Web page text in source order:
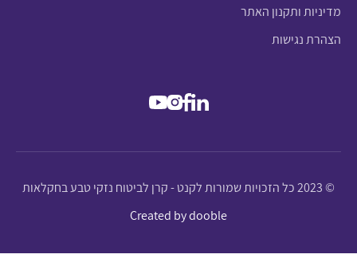
מדיניות ותקנון האתר
הצהרת נגישות
© 2023 כל הזכויות שמורות לקנט - קרן לביטוח נזקי טבע בחקלאות
Created by dooble